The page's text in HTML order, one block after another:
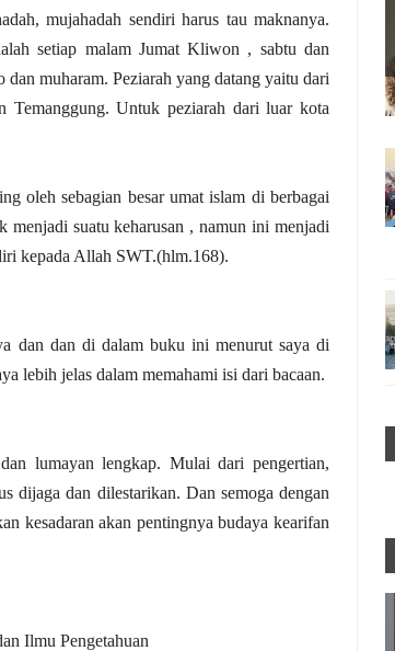
mujahadah sendiri harus tau maknanya.
setiap malam Jumat Kliwon , sabtu dan
muharam. Peziarah yang datang yaitu dari
Temanggung. Untuk peziarah dari luar kota
oleh sebagian besar umat islam di berbagai
suatu keharusan , namun ini menjadi
kepada Allah SWT.(hlm.168).
dan dan di dalam buku ini menurut saya di
lebih jelas dalam memahami isi dari bacaan.
lumayan lengkap. Mulai dari pengertian,
dijaga dan dilestarikan. Dan semoga dengan
kesadaran akan pentingnya budaya kearifan
Ilmu Pengetahuan